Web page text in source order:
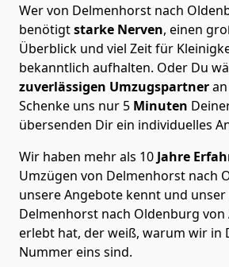
Wer von Delmenhorst nach
benötigtstarke Nerven, einen
Überblick und viel Zeit für
bekanntlich aufhalten. Oder Du
zuverlässigen Umzugspartner
Schenke uns nur 5 Minuten
übersenden Dir ein individuelles
Wir haben mehr als 10 Jahre
Umzügen von Delmenhorst nach
unsere Angebote kennt und
Delmenhorst nach Oldenburg von
erlebt hat, der weiß, warum wir in
Nummer eins sind.